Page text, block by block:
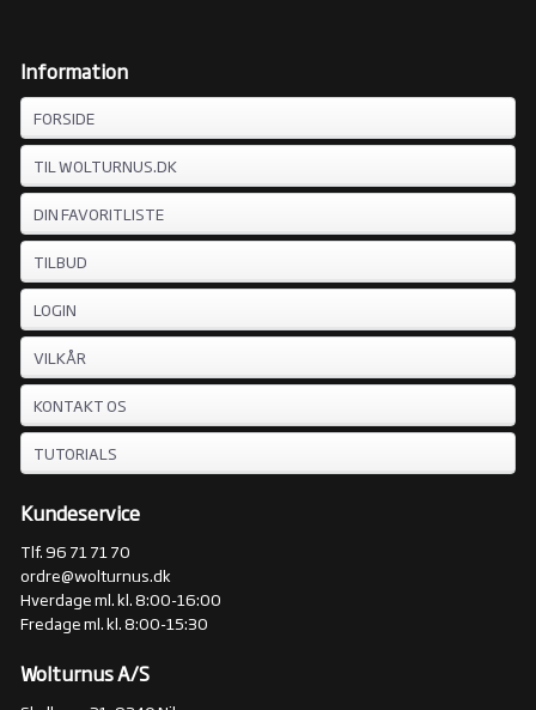
Information
FORSIDE
TIL WOLTURNUS.DK
DIN FAVORITLISTE
TILBUD
LOGIN
VILKÅR
KONTAKT OS
TUTORIALS
Kundeservice
Tlf. 96 71 71 70
ordre@wolturnus.dk
Hverdage ml. kl. 8:00-16:00
Fredage ml. kl. 8:00-15:30
Wolturnus A/S